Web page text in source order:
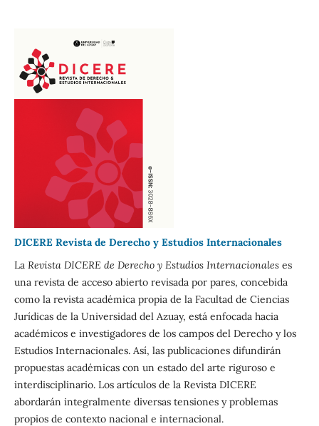
DICERE Revista de Derecho y Estudios Internacionales
La Revista DICERE de Derecho y Estudios Internacionaleses
una revista de acceso abierto revisada por pares, concebida
como la revista académica propia de la Facultad de Ciencias
Jurídicas de la Universidad del Azuay, está enfocada hacia
académicos e investigadores de los campos del Derecho y los
Estudios Internacionales. Así, las publicaciones difundirán
propuestas académicas con un estado del arte riguroso e
interdisciplinario. Los artículos de la Revista DICERE
abordarán integralmente diversas tensiones y problemas
propios de contexto nacional e internacional.